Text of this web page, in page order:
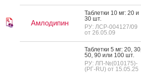
Амлодипин
Таб­летки 10 мг: 20 и
30 шт.
РУ: ЛСР-004127/09
от 26.05.09
Таб­летки 5 мг: 20, 30,
50, 90 или 100 шт.
РУ: ЛП-№(010175)-
(РГ-RU) от 15.05.25